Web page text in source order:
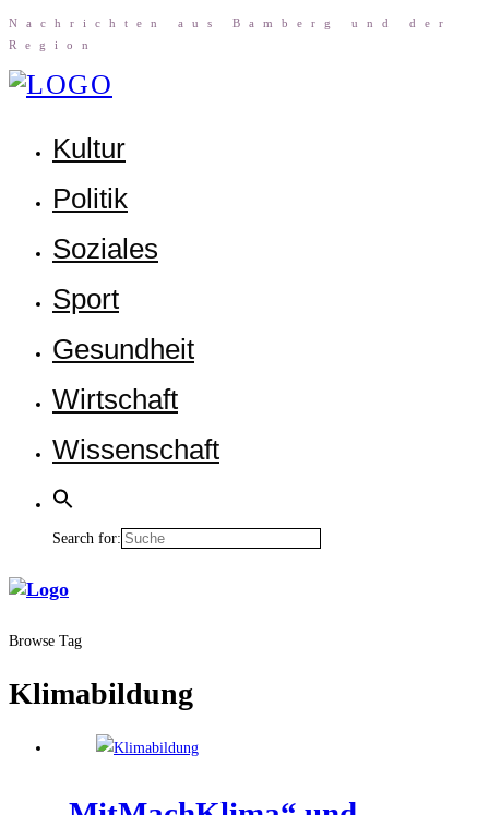
Nach­rich­ten aus Bam­berg und der
Region
Kul­tur
Poli­tik
Sozia­les
Sport
Gesund­heit
Wirt­schaft
Wis­sen­schaft
Search for:
Browse Tag
Klimabildung